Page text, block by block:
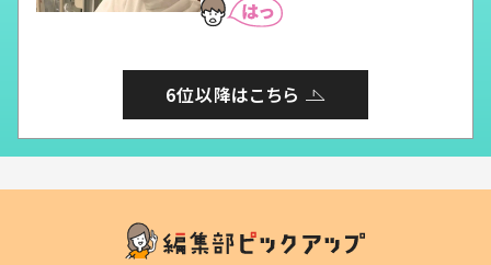
6位以降はこちら